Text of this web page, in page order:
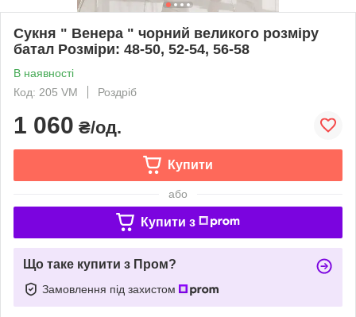
Сукня " Венера " чорний великого розміру
батал Розміри: 48-50, 52-54, 56-58
В наявності
Код: 205 VM
Роздріб
1 060 ₴/од.
Купити
або
Купити з
Що таке купити з Пром?
Замовлення під захистом